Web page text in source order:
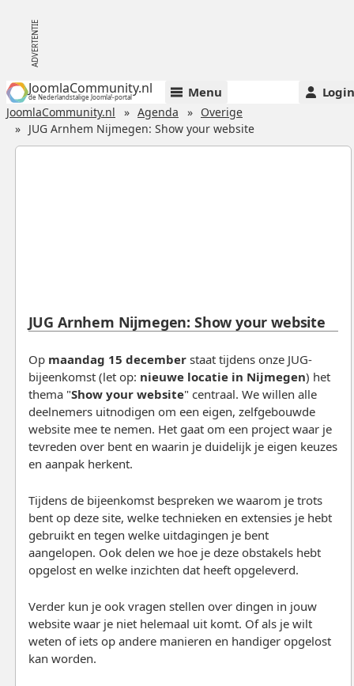
JoomlaCommunity.nl
de Nederlandstalige Joomla!-portal Menu Login
JoomlaCommunity.nl Agenda
Overige
JUG Arnhem Nijmegen: Show your website
JUG Arnhem Nijmegen: Show your website
Op maandag 15 decemberstaat tijdens onze JUG-
bijeenkomst (let op: nieuwe locatie in Nijmegen) het
thema "Show your website" centraal. We willen alle
deelnemers uitnodigen om een eigen, zelfgebouwde
website mee te nemen. Het gaat om een project waar je
tevreden over bent en waarin je duidelijk je eigen keuzes
en aanpak herkent.
Tijdens de bijeenkomst bespreken we waarom je trots
bent op deze site, welke technieken en extensies je hebt
gebruikt en tegen welke uitdagingen je bent
aangelopen. Ook delen we hoe je deze obstakels hebt
opgelost en welke inzichten dat heeft opgeleverd.
Verder kun je ook vragen stellen over dingen in jouw
website waar je niet helemaal uit komt. Of als je wilt
weten of iets op andere manieren en handiger opgelost
kan worden.